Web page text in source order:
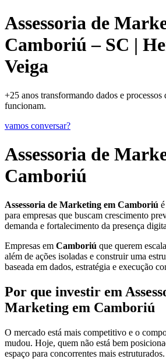
Assessoria de
Camboriú – SC |
Veiga
+25 anos transformando dados e processos
funcionam.
vamos conversar?
Assessoria de
Camboriú
Assessoria de Marketing em Camboriú
para empresas que buscam crescimento
demanda e fortalecimento da presença
Empresas em Camboriú que querem
além de ações isoladas e construir uma
baseada em dados, estratégia e execução
Por que investir em
Marketing em Camboriú
O mercado está mais competitivo e o
mudou. Hoje, quem não está bem
espaço para concorrentes mais estruturados.